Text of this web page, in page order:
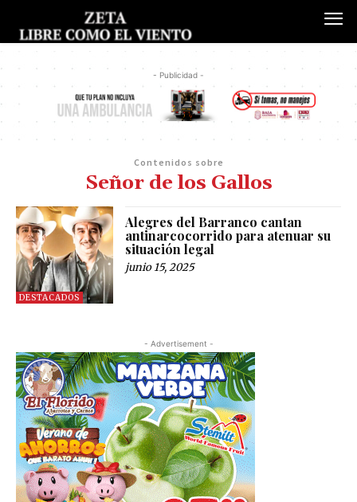
- Publicidad -
Contenidos sobre
Señor de los Gallos
DESTACADOS
Alegres del Barranco cantan
antinarcocorrido para atenuar su
situación legal
junio 15, 2025
- Advertisement -